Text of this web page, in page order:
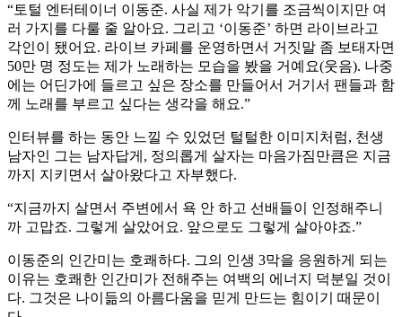
“토털 엔터테이너 이동준. 사실 제가 악기를 조금씩이지만 여
러 가지를 다룰 줄 알아요. 그리고 ‘이동준’ 하면 라이브라고
각인이 됐어요. 라이브 카페를 운영하면서 거짓말 좀 보태자면
50만 명 정도는 제가 노래하는 모습을 봤을 거예요(웃음). 나중
에는 어딘가에 들르고 싶은 장소를 만들어서 거기서 팬들과 함
께 노래를 부르고 싶다는 생각을 해요.”
인터뷰를 하는 동안 느낄 수 있었던 털털한 이미지처럼, 천생
남자인 그는 남자답게, 정의롭게 살자는 마음가짐만큼은 지금
까지 지키면서 살아왔다고 자부했다.
“지금까지 살면서 주변에서 욕 안 하고 선배들이 인정해주니
까 고맙죠. 그렇게 살았어요. 앞으로도 그렇게 살아야죠.”
이동준의 인간미는 호쾌하다. 그의 인생 3막을 응원하게 되는
이유는 호쾌한 인간미가 전해주는 여백의 에너지 덕분일 것이
다. 그것은 나이듦의 아름다움을 믿게 만드는 힘이기 때문이